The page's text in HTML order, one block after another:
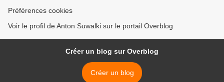
Préférences cookies
Voir le profil de Anton Suwalki sur le portail Overblog
Créer un blog sur Overblog
Créer un blog